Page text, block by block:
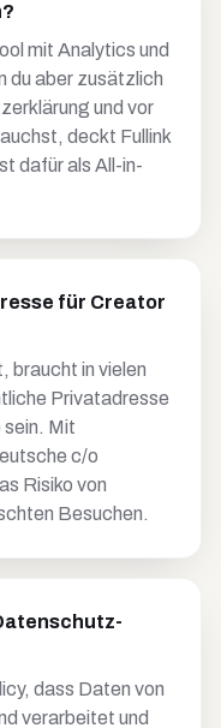
mit Analytics und
du aber zusätzlich
und vor
deckt Fullink
dafür als All-in-
für Creator
braucht in vielen
Privatadresse
sein. Mit
c/o
Risiko von
Besuchen.
dass Daten von
verarbeitet und